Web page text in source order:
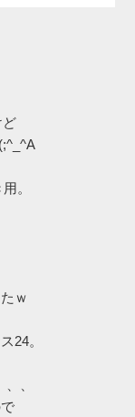
ど
。
ｗ
24。
、